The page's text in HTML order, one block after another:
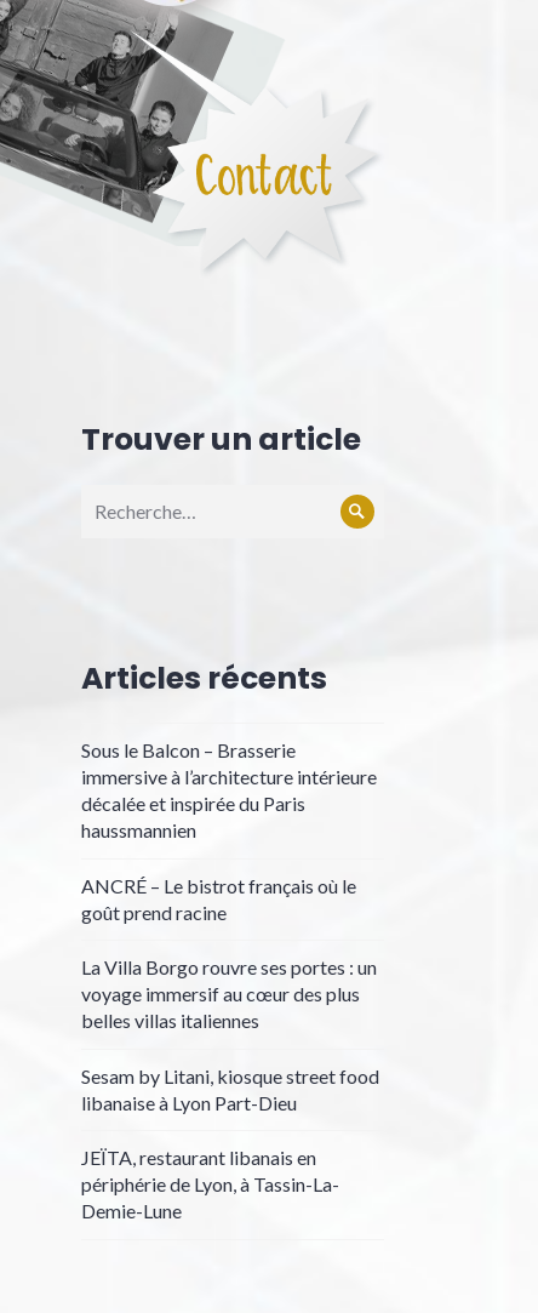
Trouver un article
Articles récents
Sous le Balcon – Brasserie
immersive à l’architecture intérieure
décalée et inspirée du Paris
haussmannien
ANCRÉ – Le bistrot français où le
goût prend racine
La Villa Borgo rouvre ses portes : un
voyage immersif au cœur des plus
belles villas italiennes
Sesam by Litani, kiosque street food
libanaise à Lyon Part-Dieu
JEÏTA, restaurant libanais en
périphérie de Lyon, à Tassin-La-
Demie-Lune